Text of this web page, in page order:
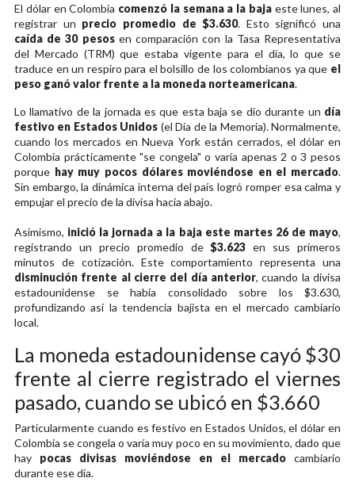
El dólar en Colombia comenzó la semana a la bajaeste lunes, al
registrar un precio promedio de $3.630. Esto significó una
caída de 30 pesosen comparación con la Tasa Representativa
del Mercado (TRM) que estaba vigente para el día, lo que se
traduce en un respiro para el bolsillo de los colombianos ya que el
peso ganó valor frente a la moneda norteamericana.
Lo llamativo de la jornada es que esta baja se dio durante un día
festivo en Estados Unidos (el Día de la Memoria). Normalmente,
cuando los mercados en Nueva York están cerrados, el dólar en
Colombia prácticamente "se congela" o varía apenas 2 o 3 pesos
porque hay muy pocos dólares moviéndose en el mercado.
Sin embargo, la dinámica interna del país logró romper esa calma y
empujar el precio de la divisa hacia abajo.
Asimismo, inició la jornada a la baja este martes 26 de mayo,
registrando un precio promedio de$3.623 en sus primeros
minutos de cotización. Este comportamiento representa una
disminución frente al cierre del día anterior, cuando la divisa
estadounidense se había consolidado sobre los $3.630,
profundizando así la tendencia bajista en el mercado cambiario
local.
La moneda estadounidense cayó $30
frente al cierre registrado el viernes
pasado, cuando se ubicó en $3.660
Particularmente cuando es festivo en Estados Unidos, el dólar en
Colombia se congela o varía muy poco en su movimiento, dado que
hay pocas divisas moviéndose en el mercado cambiario
durante ese día.